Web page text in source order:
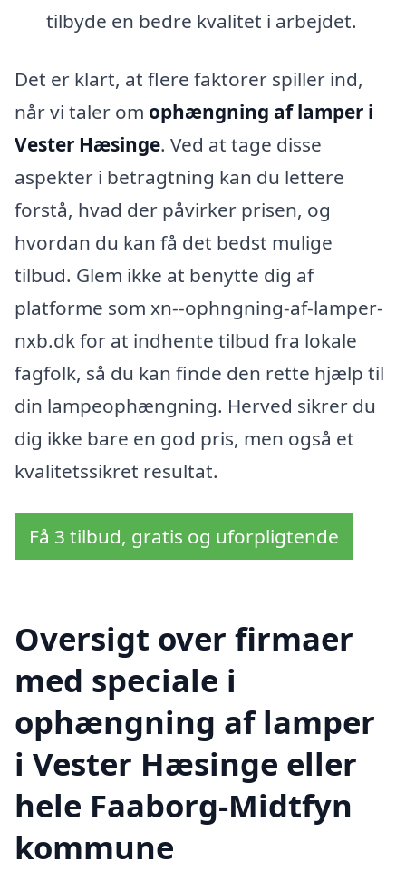
tilbyde en bedre kvalitet i arbejdet.
Det er klart, at flere faktorer spiller ind,
når vi taler om ophængning af lamper i
Vester Hæsinge. Ved at tage disse
aspekter i betragtning kan du lettere
forstå, hvad der påvirker prisen, og
hvordan du kan få det bedst mulige
tilbud. Glem ikke at benytte dig af
platforme som xn--ophngning-af-lamper-
nxb.dk for at indhente tilbud fra lokale
fagfolk, så du kan finde den rette hjælp til
din lampeophængning. Herved sikrer du
dig ikke bare en god pris, men også et
kvalitetssikret resultat.
Få 3 tilbud, gratis og uforpligtende
Oversigt over firmaer
med speciale i
ophængning af lamper
i Vester Hæsinge eller
hele Faaborg-Midtfyn
kommune